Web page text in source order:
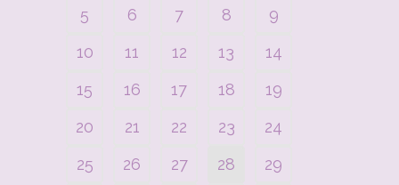
5
6 7 8
9
10
11 12 13
14
15
16 17 18
19
20
21 22 23
24
25
26 27 28
29